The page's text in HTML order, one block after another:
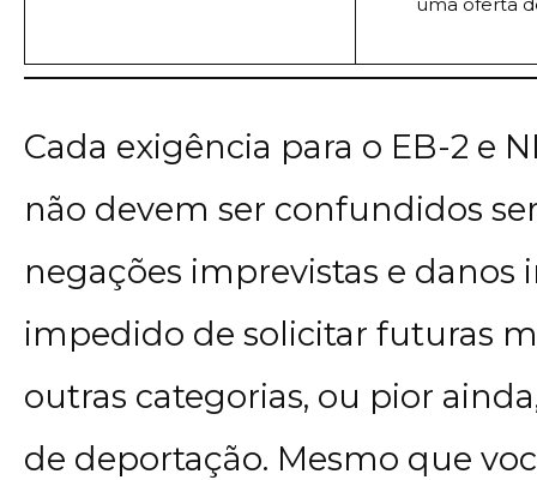
Cada exigência para o EB-2 e
não devem ser confundidos
negações imprevistas e danos
impedido de solicitar futuras
outras categorias, ou pior
de deportação. Mesmo que